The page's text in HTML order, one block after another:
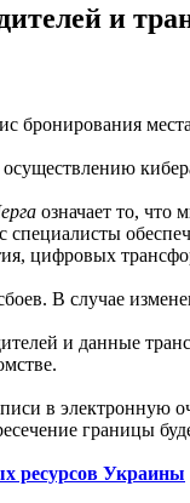
и
бронирования
означает то,
специалисты
цифровых
В случае
и данные
в электронную
границы
ресурсов Украины